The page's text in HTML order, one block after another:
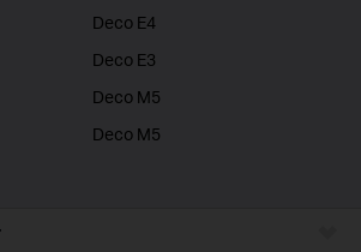
Deco E4
Deco E3
Deco M5
Deco M5